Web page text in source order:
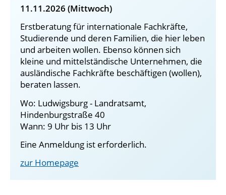
11.11.2026 (Mittwoch)
Erstberatung für internationale Fachkräfte,
Studierende und deren Familien, die hier leben
und arbeiten wollen. Ebenso können sich
kleine und mittelständische Unternehmen, die
ausländische Fachkräfte beschäftigen (wollen),
beraten lassen.
Wo: Ludwigsburg - Landratsamt,
Hindenburgstraße 40
Wann: 9 Uhr bis 13 Uhr
Eine Anmeldung ist erforderlich.
zur Homepage